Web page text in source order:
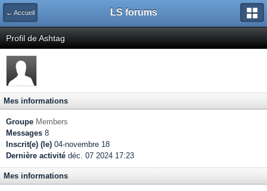
← Accueil LS forums
Profil de Ashtag
Mes informations
Groupe Members
Messages 8
Inscrit(e) (le) 04-novembre 18
Dernière activité déc. 07 2024 17:23
Mes informations